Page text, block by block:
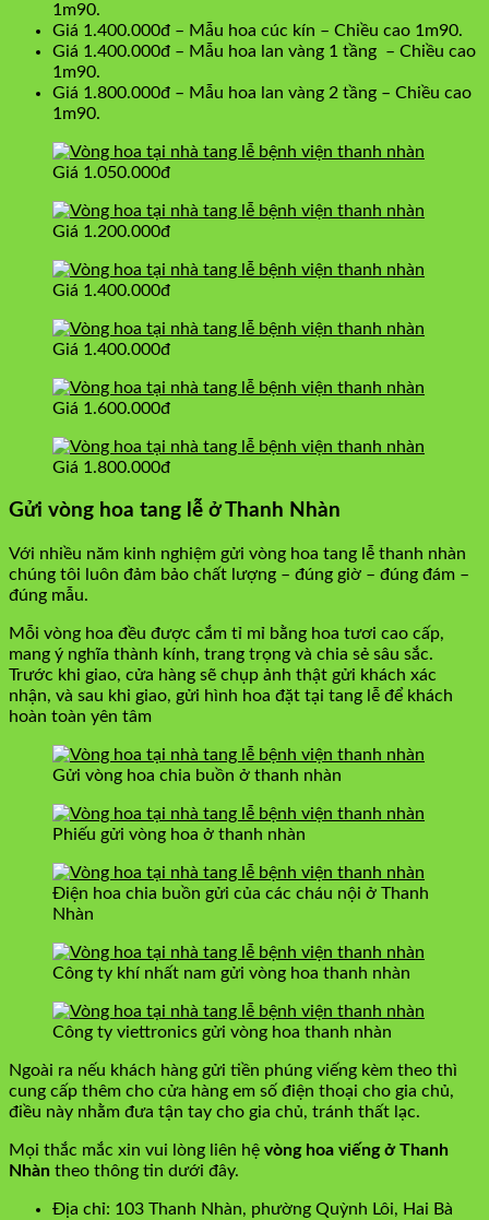
1m90.
Giá 1.400.000đ – Mẫu hoa cúc kín – Chiều cao 1m90.
Giá 1.400.000đ – Mẫu hoa lan vàng 1 tầng – Chiều cao
1m90.
Giá 1.800.000đ – Mẫu hoa lan vàng 2 tầng – Chiều cao
1m90.
Giá 1.050.000đ
Giá 1.200.000đ
Giá 1.400.000đ
Giá 1.400.000đ
Giá 1.600.000đ
Giá 1.800.000đ
Gửi vòng hoa tang lễ ở Thanh Nhàn
Với nhiều năm kinh nghiệm gửi vòng hoa tang lễ thanh nhàn
chúng tôi luôn đảm bảo chất lượng – đúng giờ – đúng đám –
đúng mẫu.
Mỗi vòng hoa đều được cắm tỉ mỉ bằng hoa tươi cao cấp,
mang ý nghĩa thành kính, trang trọng và chia sẻ sâu sắc.
Trước khi giao, cửa hàng sẽ chụp ảnh thật gửi khách xác
nhận, và sau khi giao, gửi hình hoa đặt tại tang lễ để khách
hoàn toàn yên tâm
Gửi vòng hoa chia buồn ở thanh nhàn
Phiếu gửi vòng hoa ở thanh nhàn
Điện hoa chia buồn gửi của các cháu nội ở Thanh
Nhàn
Công ty khí nhất nam gửi vòng hoa thanh nhàn
Công ty viettronics gửi vòng hoa thanh nhàn
Ngoài ra nếu khách hàng gửi tiền phúng viếng kèm theo thì
cung cấp thêm cho cửa hàng em số điện thoại cho gia chủ,
điều này nhằm đưa tận tay cho gia chủ, tránh thất lạc.
Mọi thắc mắc xin vui lòng liên hệ vòng hoa viếng ở Thanh
Nhàn theo thông tin dưới đây.
Địa chỉ: 103 Thanh Nhàn, phường Quỳnh Lôi, Hai Bà